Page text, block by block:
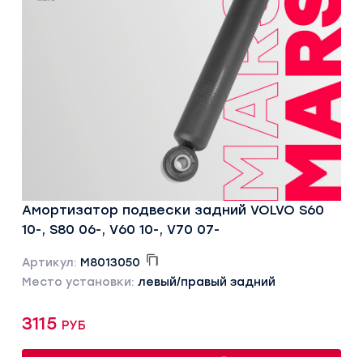
Амортизатор подвески задний VOLVO S60
10-, S80 06-, V60 10-, V70 07-
Артикул: M8013050
Место установки: левый/правый задний
3115 руб